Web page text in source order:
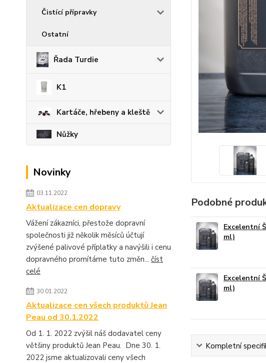
Čistící přípravky
Ostatní
Řada Turdie
K1
Kartáče, hřebeny a kleště
Nůžky
Novinky
03.11.2022
Aktualizace cen dopravy
Vážení zákazníci, přestože dopravní
společnosti již několik měsíců účtují
zvýšené palivové příplatky a navýšili i cenu
dopravného promítáme tuto změn... číst
celé
30.01.2022
Aktualizace cen všech produktů Jean
Peau od 30.1.2022
Od 1. 1. 2022 zvýšil náš dodavatel ceny
většiny produktů Jean Peau. Dne 30. 1.
2022 jsme aktualizovali ceny všech
Podobné
Excelentní
ml)
Excelentní
ml)
Kompletní